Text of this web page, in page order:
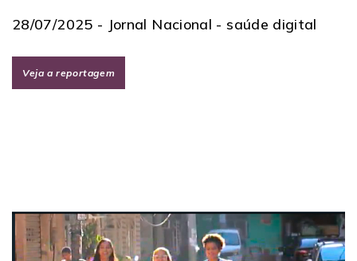
28/07/2025 - Jornal Nacional - saúde digital
Veja a reportagem